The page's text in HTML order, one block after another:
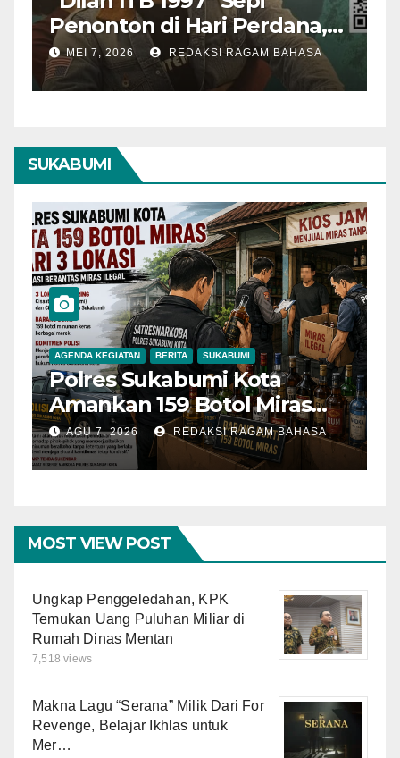
Penonton di Hari Perdana,
Pengamat Nilai Cerita
Kurang Kuat
MEI 7, 2026 REDAKSI RAGAM BAHASA
SUKABUMI
AGENDA KEGIATAN BERITA SUKABUMI
Polres Sukabumi Kota
Amankan 159 Botol Miras
Ilegal dari Tiga Lokasi dalam
Operasi Penyakit
AGU 7, 2026 REDAKSI RAGAM BAHASA
MOST VIEW POST
Ungkap Penggeledahan, KPK
Temukan Uang Puluhan Miliar di
Rumah Dinas Mentan
7,518 views
Makna Lagu “Serana” Milik Dari For
Revenge, Belajar Ikhlas untuk
Mer…